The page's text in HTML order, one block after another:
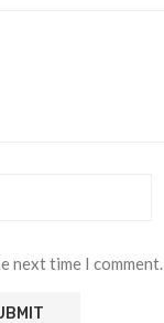
next time I comment.